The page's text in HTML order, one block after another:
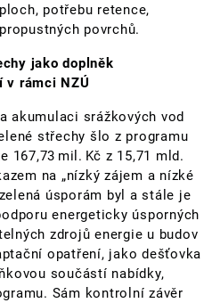
potřebu retence,
povrchů.
jako doplněk
v rámci NZÚ
akumulaci srážkových vod
střechy šlo z programu
167,73 mil. Kč z 15,71 mld.
na „nízký zájem a nízké
úsporám byl a stále je
energeticky úsporných
zdrojů energie u budov
opatření, jako dešťovka
součástí nabídky,
Sám kontrolní závěr